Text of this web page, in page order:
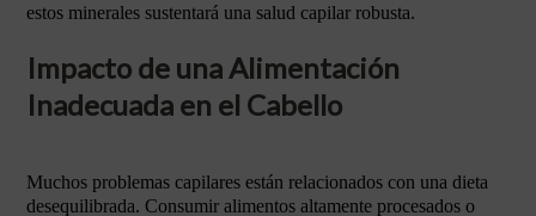
estos minerales sustentará una salud capilar robusta.
Impacto de una Alimentación
Inadecuada en el Cabello
Muchos problemas capilares están relacionados con una dieta
desequilibrada. Consumir alimentos altamente procesados o